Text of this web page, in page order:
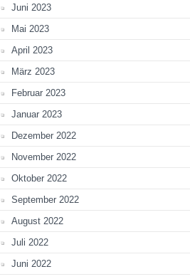
Juni 2023
Mai 2023
April 2023
März 2023
Februar 2023
Januar 2023
Dezember 2022
November 2022
Oktober 2022
September 2022
August 2022
Juli 2022
Juni 2022